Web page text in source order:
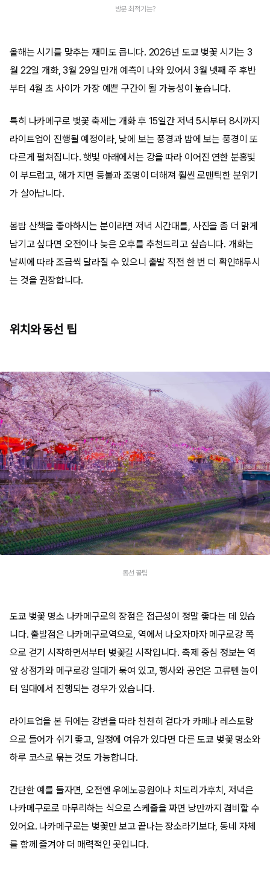
방문 최적기는?
올해는 시기를 맞추는 재미도 큽니다. 2026년 도쿄 벚꽃 시기는 3
월 22일 개화, 3월 29일 만개 예측이 나와 있어서 3월 넷째 주 후반
부터 4월 초 사이가 가장 예쁜 구간이 될 가능성이 높습니다.
특히 나카메구로 벚꽃 축제는 개화 후 15일간 저녁 5시부터 8시까지
라이트업이 진행될 예정이라, 낮에 보는 풍경과 밤에 보는 풍경이 또
다르게 펼쳐집니다. 햇빛 아래에서는 강을 따라 이어진 연한 분홍빛
이 부드럽고, 해가 지면 등불과 조명이 더해져 훨씬 로맨틱한 분위기
가 살아납니다.
봄밤 산책을 좋아하시는 분이라면 저녁 시간대를, 사진을 좀 더 맑게
남기고 싶다면 오전이나 늦은 오후를 추천드리고 싶습니다. 개화는
날씨에 따라 조금씩 달라질 수 있으니 출발 직전 한 번 더 확인해두시
는 것을 권장합니다.
위치와 동선 팁
동선 꿀팁
도쿄 벚꽃 명소 나카메구로의 장점은 접근성이 정말 좋다는 데 있습
니다. 출발점은 나카메구로역으로, 역에서 나오자마자 메구로강 쪽
으로 걷기 시작하면서부터 벚꽃길 시작입니다. 축제 중심 정보는 역
앞 상점가와 메구로강 일대가 묶여 있고, 행사와 공연은 고류텐 놀이
터 일대에서 진행되는 경우가 있습니다.
라이트업을 본 뒤에는 강변을 따라 천천히 걷다가 카페나 레스토랑
으로 들어가 쉬기 좋고, 일정에 여유가 있다면 다른 도쿄 벚꽃 명소와
하루 코스로 묶는 것도 가능합니다.
간단한 예를 들자면, 오전엔 우에노공원이나 치도리가후치, 저녁은
나카메구로로 마무리하는 식으로 스케줄을 짜면 낭만까지 겸비할 수
있어요. 나카메구로는 벚꽃만 보고 끝나는 장소라기보다, 동네 자체
를 함께 즐겨야 더 매력적인 곳입니다.